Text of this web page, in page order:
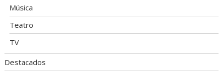
Música
Teatro
TV
Destacados